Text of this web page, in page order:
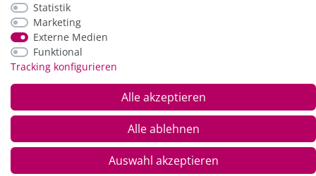
*Alle Preise inkl. der gesetzl. MwSt. zzgl.
und Versandkosten
Statistik
Marketing
Externe Medien
Funktional
Tracking konfigurieren
Alle akzeptieren
Alle ablehnen
Auswahl akzeptieren
© Copyright 2026 Alle Rechte vorbehalten. |